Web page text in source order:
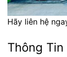
Hãy liên hệ
Thông Tin